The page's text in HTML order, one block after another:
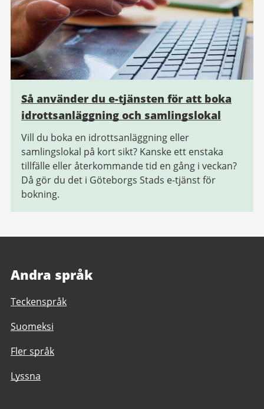
Så använder du e-tjänsten för att boka
idrottsanläggning och samlingslokal
Vill du boka en idrottsanläggning eller
samlingslokal på kort sikt? Kanske ett enstaka
tillfälle eller återkommande tid en gång i veckan?
Då gör du det i Göteborgs Stads e-tjänst för
bokning.
Andra språk
Teckenspråk
Suomeksi
Fler språk
Lyssna